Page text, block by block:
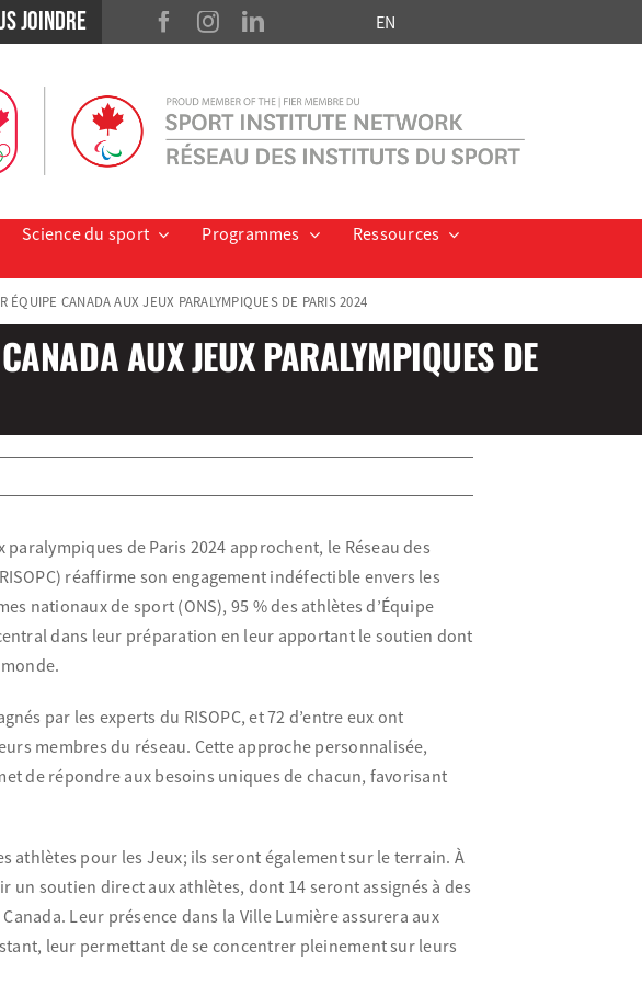
Joindre EN
Science du sport Programmes
Ressources
ÉQUIPE CANADA AUX JEUX PARALYMPIQUES DE PARIS 2024
AUX JEUX PARALYMPIQUES DE
de Paris 2024 approchent, le Réseau des
réaffirme son engagement indéfectible envers les
nationaux de sport (ONS), 95 % des athlètes d’Équipe
dans leur préparation en leur apportant le soutien dont
par les experts du RISOPC, et 72 d’entre eux ont
membres du réseau. Cette approche personnalisée,
de répondre aux besoins uniques de chacun, favorisant
athlètes pour les Jeux; ils seront également sur le terrain. À
un soutien direct aux athlètes, dont 14 seront assignés à des
Leur présence dans la Ville Lumière assurera aux
leur permettant de se concentrer pleinement sur leurs